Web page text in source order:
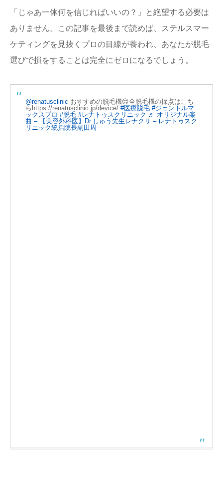
「じゃあ一体何を信じればいいの？」と絶望する必要は
ありません。この記事を最後まで読めば、ステルスマー
ケティングを見抜くプロの目線が養われ、あなたが脱毛
選びで損をすることは完全にゼロになるでしょう。
@renatusclinic おすすめの脱毛機😊全脱毛機の採点はこち
らhttps://renatusclinic.jp/device/ #医療脱毛 #ジェントルマ
ックスプロ #脱毛 #レナトゥスクリニック ♬ オリジナル楽
曲 – 【美容外科医】Dr.しゅう先生レナクリ – レナトゥスク
リニック統括院長副田周